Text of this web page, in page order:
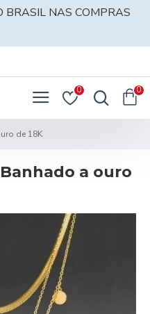
BRASIL NAS COMPRAS
0 0
de 18K
a ouro